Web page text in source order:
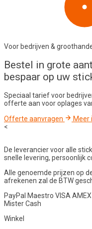
Voor bedrijven &
Bestel in grote
bespaar op uw
Speciaal tarief voor
offerte aan voor oplages
Offerte aanvragen
Meer
<
De leverancier voor alle
snelle levering, persoonlijk
Alle genoemde prijzen op
afrekenen zal de BTW
PayPal Maestro VISAAMEX
Mister Cash
Winkel